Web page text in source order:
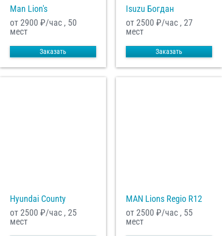
Man Lion's
от 2900 ₽/час , 50
мест
Заказать
Isuzu Богдан
от 2500 ₽/час , 27
мест
Заказать
Hyundai County
от 2500 ₽/час , 25
мест
MAN Lions Regio R12
от 2500 ₽/час , 55
мест